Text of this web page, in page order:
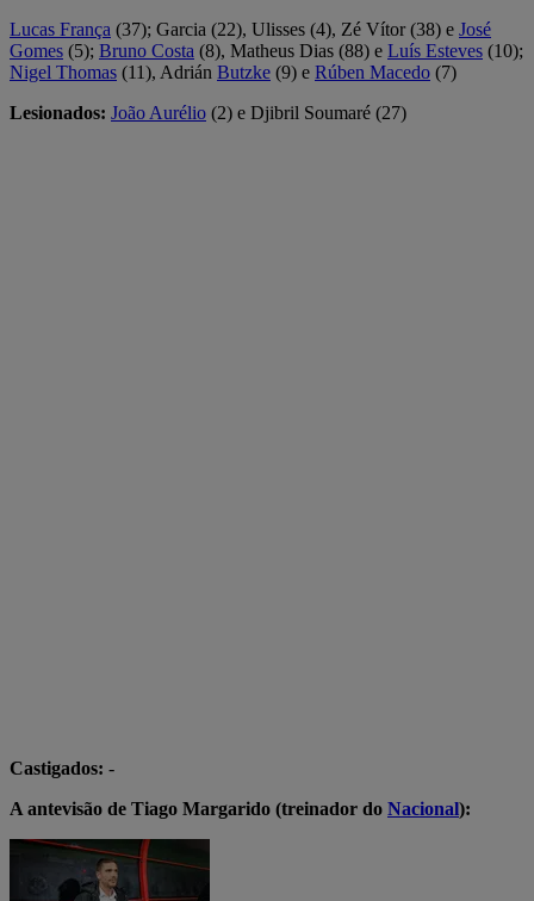
Lucas França (37); Garcia (22), Ulisses (4), Zé Vítor (38) e José
Gomes (5); Bruno Costa (8), Matheus Dias (88) e Luís Esteves (10);
Nigel Thomas (11), Adrián Butzke (9) e Rúben Macedo (7)
Lesionados: João Aurélio (2) e Djibril Soumaré (27)
Castigados: -
A antevisão de Tiago Margarido (treinador do Nacional):